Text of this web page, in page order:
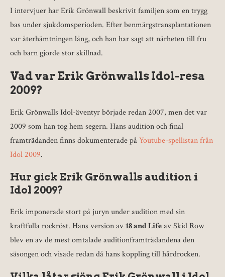
I intervjuer har Erik Grönwall beskrivit familjen som en trygg
bas under sjukdomsperioden. Efter benmärgstransplantationen
var återhämtningen lång, och han har sagt att närheten till fru
och barn gjorde stor skillnad.
Vad var Erik Grönwalls Idol-resa
2009?
Erik Grönwalls Idol-äventyr började redan 2007, men det var
2009 som han tog hem segern. Hans audition och final
framträdanden finns dokumenterade påYoutube-spellistan från
Idol 2009.
Hur gick Erik Grönwalls audition i
Idol 2009?
Erik imponerade stort på juryn under audition med sin
kraftfulla rockröst. Hans version av18 and Lifeav Skid Row
blev en av de mest omtalade auditionframträdandena den
säsongen och visade redan då hans koppling till hårdrocken.